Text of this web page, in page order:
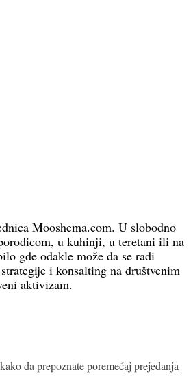
Mooshema.com. U slobodno
u kuhinji, u teretani ili na
gde odakle može da se radi
i konsalting na društvenim
aktivizam.
da prepoznate poremećaj prejedanja